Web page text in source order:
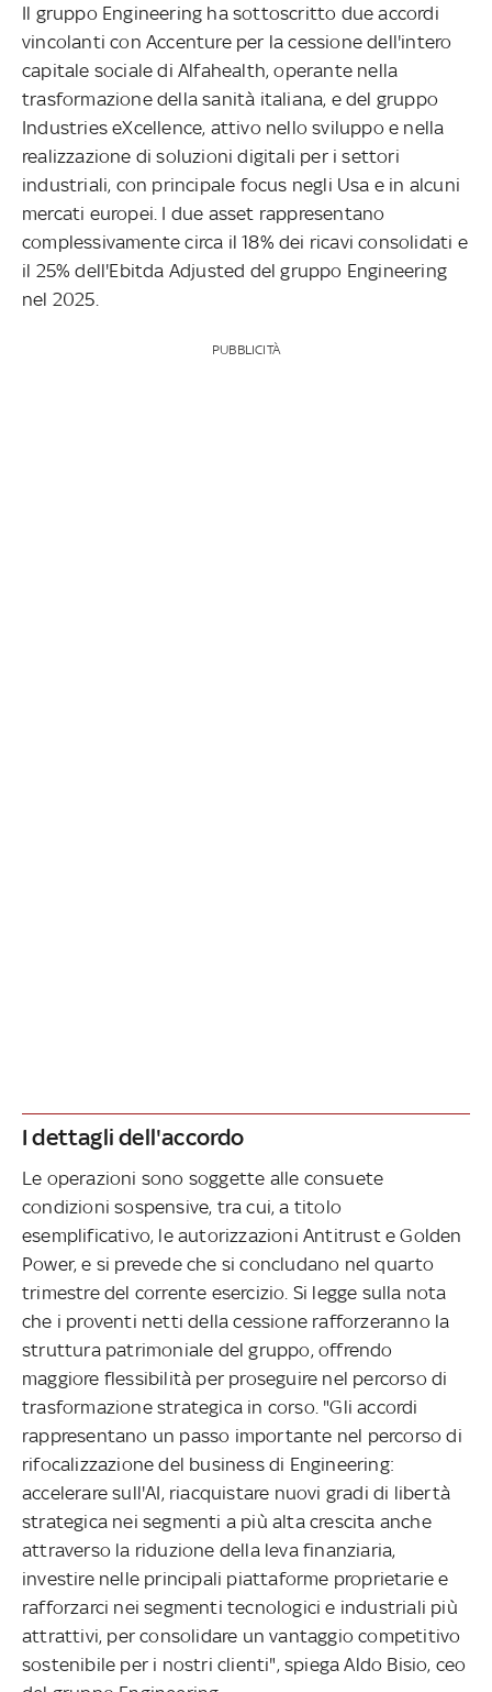
Il gruppo Engineering ha sottoscritto due accordi
vincolanti con Accenture per la cessione dell'intero
capitale sociale di Alfahealth, operante nella
trasformazione della sanità italiana, e del gruppo
Industries eXcellence, attivo nello sviluppo e nella
realizzazione di soluzioni digitali per i settori
industriali, con principale focus negli Usa e in alcuni
mercati europei. I due asset rappresentano
complessivamente circa il 18% dei ricavi consolidati e
il 25% dell'Ebitda Adjusted del gruppo Engineering
nel 2025.
PUBBLICITÀ
I dettagli dell'accordo
Le operazioni sono soggette alle consuete
condizioni sospensive, tra cui, a titolo
esemplificativo, le autorizzazioni Antitrust e Golden
Power, e si prevede che si concludano nel quarto
trimestre del corrente esercizio. Si legge sulla nota
che i proventi netti della cessione rafforzeranno la
struttura patrimoniale del gruppo, offrendo
maggiore flessibilità per proseguire nel percorso di
trasformazione strategica in corso. "Gli accordi
rappresentano un passo importante nel percorso di
rifocalizzazione del business di Engineering:
accelerare sull'AI, riacquistare nuovi gradi di libertà
strategica nei segmenti a più alta crescita anche
attraverso la riduzione della leva finanziaria,
investire nelle principali piattaforme proprietarie e
rafforzarci nei segmenti tecnologici e industriali più
attrattivi, per consolidare un vantaggio competitivo
sostenibile per i nostri clienti", spiega Aldo Bisio, ceo